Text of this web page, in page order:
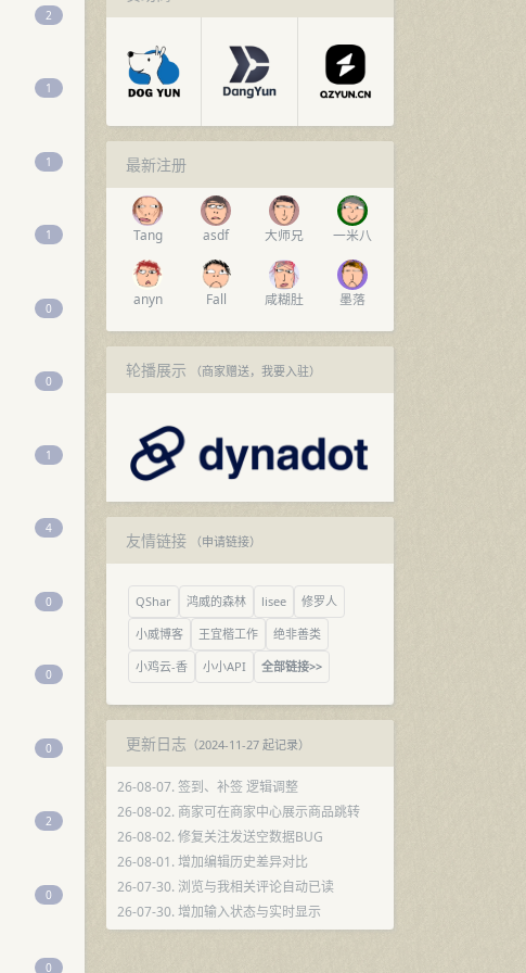
2
1
1
1
0
0
1
4
0
0
0
2
0
0
最新注册
Tang asdf 大师兄 一米八
anyn Fall 咸糊肚 墨落
轮播展示 （商家赠送， 我要入驻）
友情链接（申请链接）
QShar 鸿威的森林 lisee
修罗人
小威博客
王宜楷工作
绝非善类
小鸡云-香
小小API 全部链接>>
更新日志 （2024-11-27 起记录）
26-08-07. 签到、补签 逻辑调整
26-08-02. 商家可在商家中心展示商品跳转
26-08-02. 修复关注发送空数据BUG
26-08-01. 增加编辑历史差异对比
26-07-30. 浏览与我相关评论自动已读
26-07-30. 增加输入状态与实时显示